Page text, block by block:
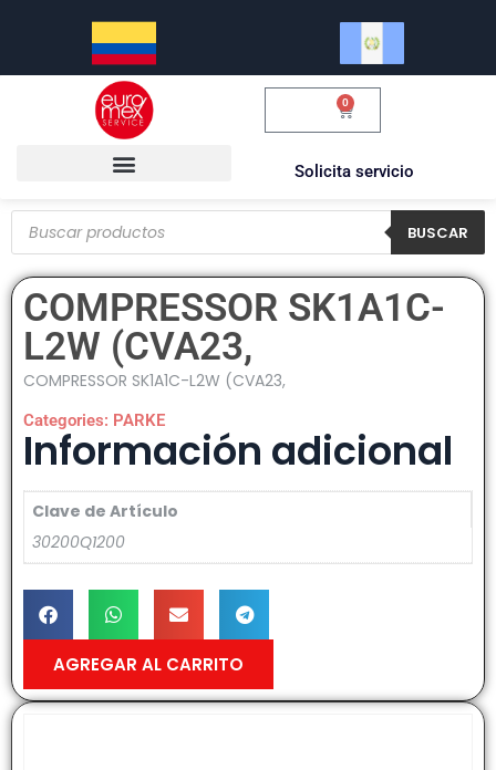
0
Solicita servicio
BUSCAR
COMPRESSOR SK1A1C-
L2W (CVA23,
COMPRESSOR SK1A1C-L2W (CVA23,
Categories: PARKE
Información adicional
Clave de Artículo
30200Q1200
AGREGAR AL CARRITO